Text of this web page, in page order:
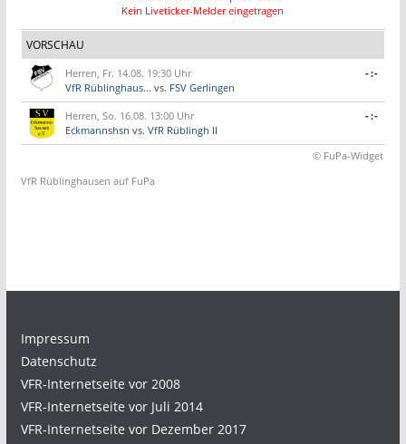
Kein Liveticker-Melder eingetragen
VORSCHAU
Herren, Fr. 14.08. 19:30 Uhr
VfR Rüblinghaus... vs. FSV Gerlingen
-:-
Herren, So. 16.08. 13:00 Uhr
Eckmannshsn vs. VfR Rüblingh II
-:-
© FuPa-Widget
VfR Rüblinghausen auf FuPa
Impressum
Datenschutz
VFR-Internetseite vor 2008
VFR-Internetseite vor Juli 2014
VFR-Internetseite vor Dezember 2017